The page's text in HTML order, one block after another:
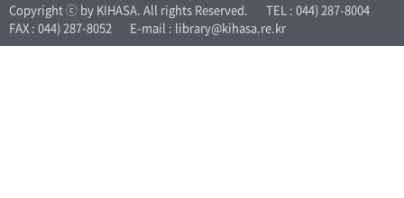
Copyright ⓒ by KIHASA. All rights Reserved.
TEL : 044) 287-8004
FAX : 044) 287-8052
E-mail : library@kihasa.re.kr